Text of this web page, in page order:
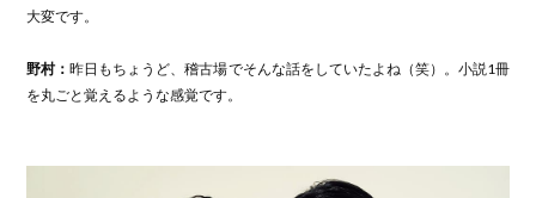
大変です。
野村：昨日もちょうど、稽古場でそんな話をしていたよね（笑）。小説1冊
を丸ごと覚えるような感覚です。